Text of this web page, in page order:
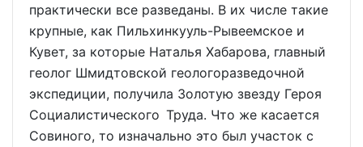
практически все разведаны. В их числе такие
крупные, как Пильхинкууль-Рывеемское и
Кувет, за которые Наталья Хабарова, главный
геолог Шмидтовской геологоразведочной
экспедиции, получила Золотую звезду Героя
Социалистического Труда. Что же касается
Совиного, то изначально это был участок с